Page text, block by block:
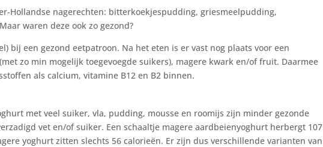
Hollandse nagerechten: bitterkoekjespudding, griesmeelpudding,
waren deze ook zo gezond?
bij een gezond eetpatroon. Na het eten is er vast nog plaats voor een
zo min mogelijk toegevoegde suikers), magere kwark en/of fruit. Daarmee
als calcium, vitamine B12 en B2 binnen.
met veel suiker, vla, pudding, mousse en roomijs zijn minder gezonde
vet en/of suiker. Een schaaltje magere aardbeienyoghurt herbergt 107
yoghurt zitten slechts 56 calorieën. Er zijn dus verschillende varianten van